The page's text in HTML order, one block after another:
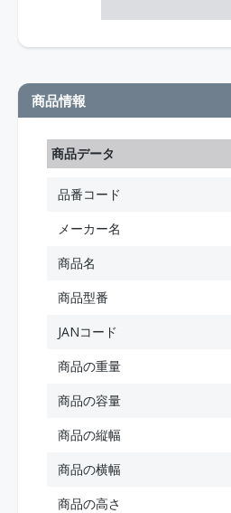
商品情報
商品データ
品番コード
メーカー名
商品名
商品型番
JANコード
商品の重量
商品の容量
商品の縦幅
商品の横幅
商品の高さ